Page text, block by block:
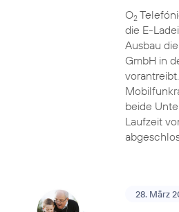
O2
die E-
Ausbau
GmbH in
beide
Laufzeit
28. März